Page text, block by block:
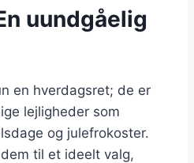
uundgåelig
en hverdagsret; de er
lejligheder som
og julefrokoster.
til et ideelt valg,